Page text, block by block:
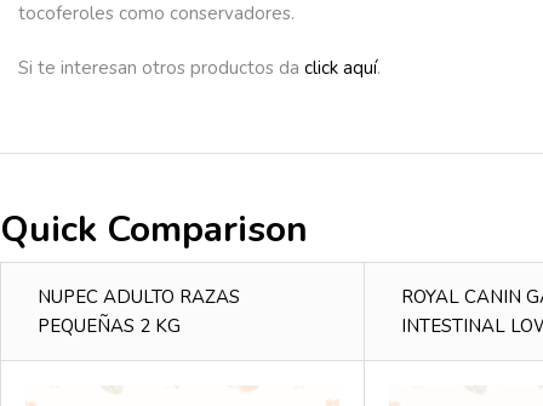
tocoferoles como conservadores.
Si te interesan otros productos da click aquí.
Quick Comparison
NUPEC ADULTO RAZAS
PEQUEÑAS 2 KG
ROYAL CANIN
INTESTINAL